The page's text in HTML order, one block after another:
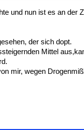
und nun ist es an der
der sich dopt.
Mittel
mir, wegen